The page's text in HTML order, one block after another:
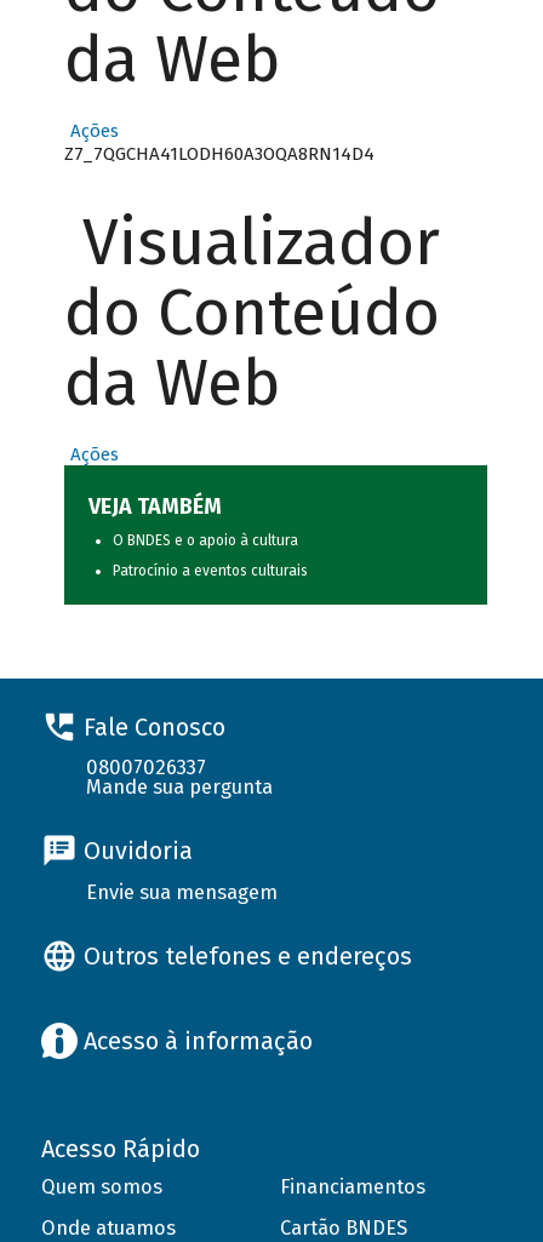
da Web
Ações
Z7_7QGCHA41LODH60A3OQA8RN14D4
Visualizador
do Conteúdo
da Web
Ações
VEJA TAMBÉM
O BNDES e o apoio à cultura
Patrocínio a eventos culturais
Fale Conosco
08007026337
Mande sua pergunta
Ouvidoria
Envie sua mensagem
Outros telefones e endereços
Acesso à informação
Acesso Rápido
Quem somos
Onde atuamos
Financiamentos
Cartão BNDES